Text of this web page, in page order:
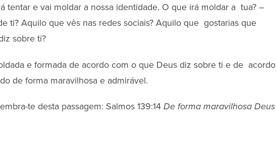
tentar e vai moldar a nossa identidade. O que irá moldar a tua? –
ti? Aquilo que vês nas redes sociais? Aquilo que gostarias que
sobre ti?
e formada de acordo com o que Deus diz sobre ti e de acordo
de forma maravilhosa e admirável.
te desta passagem: Salmos 139:14 De forma maravilhosa Deus